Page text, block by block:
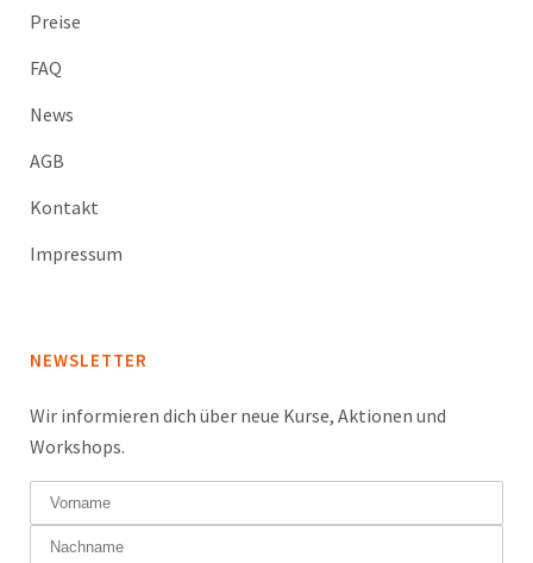
Preise
FAQ
News
AGB
Kontakt
Impressum
NEWSLETTER
Wir informieren dich über neue Kurse, Aktionen und
Workshops.